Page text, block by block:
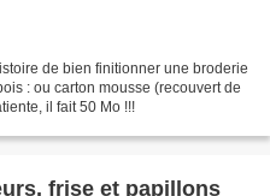
de bien finitionner une broderie
: ou carton mousse (recouvert de
il fait 50 Mo !!!
frise et papillons